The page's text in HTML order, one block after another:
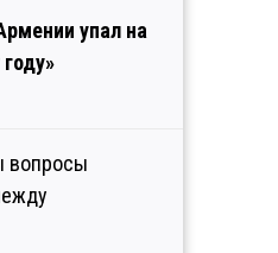
упал на
вопросы